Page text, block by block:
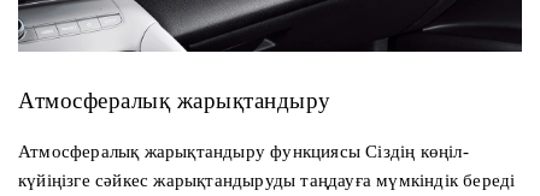
Атмосфералық жарықтандыру
Атмосфералық жарықтандыру функциясы Сіздің көңіл-
күйіңізге сәйкес жарықтандыруды таңдауға мүмкіндік береді